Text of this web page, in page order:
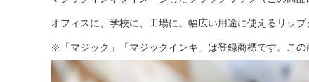
オフィスに、学校に、工場に。幅広い用途に使えるリップ
※「マジック」「マジックインキ」は登録商標です。こ